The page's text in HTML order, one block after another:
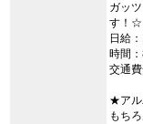
ガッ
す！☆
日給
時間
交通
★アル
もち